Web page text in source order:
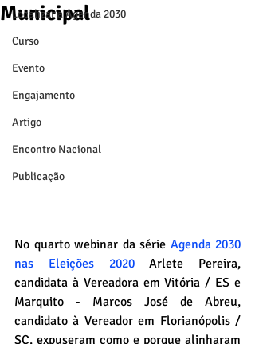
Localizar a Agenda 2030
Curso
Evento
Engajamento
Artigo
Encontro Nacional
Publicação
Municipal
No quarto webinar da série Agenda 2030
nas Eleições 2020 Arlete Pereira,
candidata à Vereadora em Vitória / ES e
Marquito - Marcos José de Abreu,
candidato à Vereador em Florianópolis /
SC, expuseram como e porque alinharam